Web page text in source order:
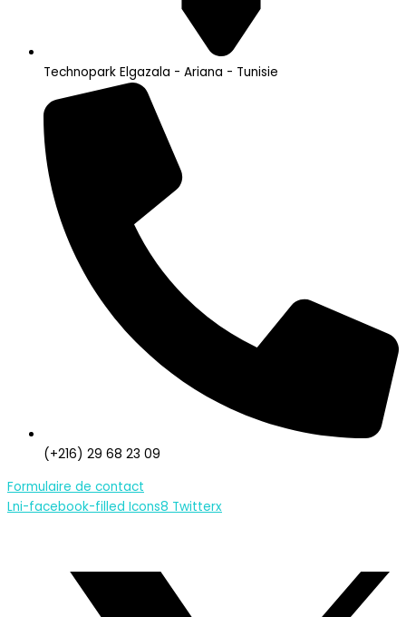
Technopark Elgazala - Ariana - Tunisie
(+216) 29 68 23 09
Formulaire de contact
Lni-facebook-filled Icons8 Twitterx